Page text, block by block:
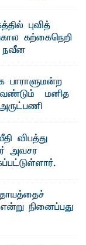
என்னால்
மாணவரும் ...
புவித்
கற்கைநெறி
நவீன
கலாசார
பாராளுமன்ற
– மனித
அரசுசாரா
...
விபத்து
அவசர
நினைப்பது